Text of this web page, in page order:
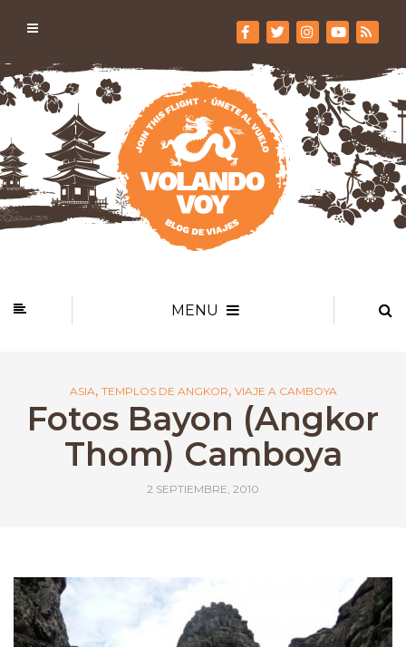
MENU
ASIA, TEMPLOS DE ANGKOR, VIAJE A CAMBOYA
Fotos Bayon (Angkor
Thom) Camboya
2 SEPTIEMBRE, 2010